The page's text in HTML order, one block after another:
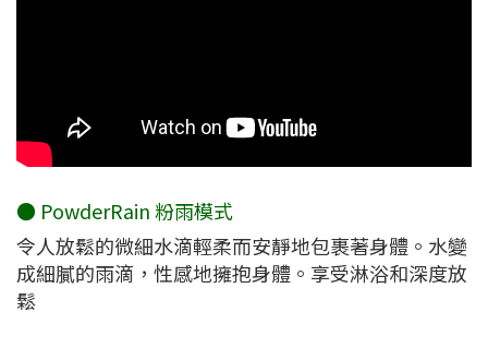
● PowderRain 粉雨模式
令人放鬆的微細水滴輕柔而安靜地包裹著身體。水變
成細膩的雨滴，性感地擁抱身體。享受淋浴和深度放
鬆